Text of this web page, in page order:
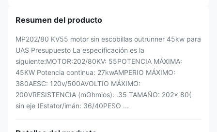
Resumen del producto
MP202/80 KV55 motor sin escobillas outrunner 45kw para
UAS Presupuesto La especificación es la
siguiente:MOTOR:202/80KV: 55POTENCIA MÁXIMA:
45KW Potencia continua: 27kwAMPERIO MÁXIMO:
380AESC: 120v/500AVOLTIO MÁXIMO:
200VRESISTENCIA (mOhmios): .35 TAMAÑO: 202x 80(
sin eje )Estator/imán: 36/40PESO ...